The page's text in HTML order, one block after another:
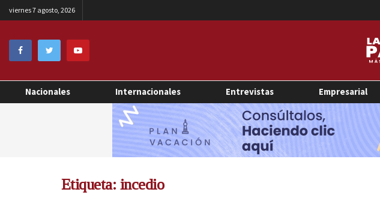
viernes 7 agosto, 2026
Nacionales Internacionales Entrevistas Empresarial
Etiqueta: incedio